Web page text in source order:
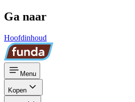
Ga naar
Hoofdinhoud
Menu
Kopen